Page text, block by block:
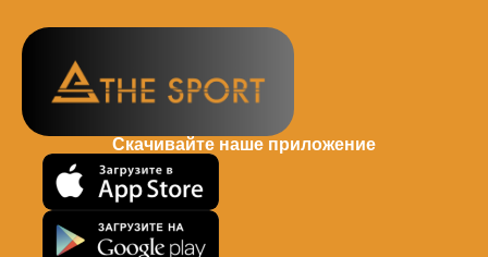
Скачивайте наше приложение